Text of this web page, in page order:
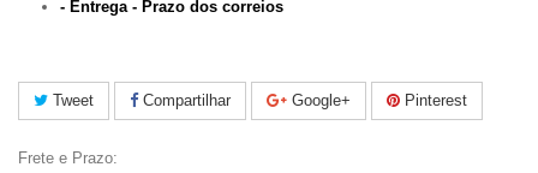
- Entrega - Prazo dos correios
Tweet Compartilhar Google+ Pinterest
Frete e Prazo: